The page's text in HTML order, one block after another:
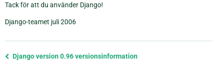
Tack för att du använder Django!
Django-teamet juli 2006
Föregående
Django version 0.96 versionsinformation